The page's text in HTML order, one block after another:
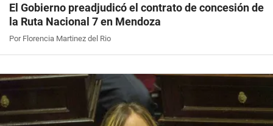
El Gobierno preadjudicó el contrato de concesión de
la Ruta Nacional 7 en Mendoza
Por Florencia Martinez del Rio